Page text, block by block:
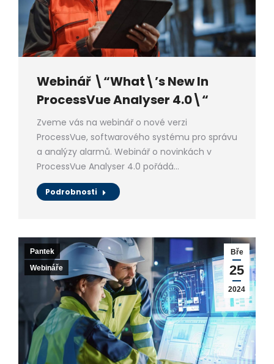
Webinář \“What\’s New In
ProcessVue Analyser 4.0\“
Zveme vás na webinář o nové verzi
ProcessVue, softwarového systému pro správu
a analýzy alarmů. Webinář o novinkách v
ProcessVue Analyser 4.0 pořádá…
Podrobnosti
Bře
25
2024
Pantek
Webináře